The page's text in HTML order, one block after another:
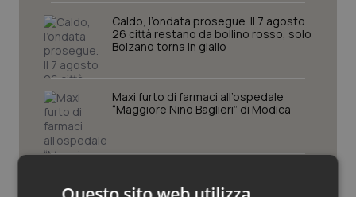
Puglia
Sardegna
Sicilia
Toscana
Malattie rare
Malattia di Crohn & Rettocolite Ulcerosa
Neuroscienze & patologie neurodegenerative
Obesità
Caldo, l’ondata prosegue. Il 7 agosto
26 città restano da bollino rosso, solo
Bolzano torna in giallo
Maxi furto di farmaci all’ospedale
“Maggiore Nino Baglieri” di Modica
bollino rosso. Massima allerta in tutte